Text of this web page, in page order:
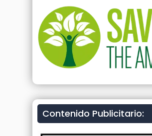
Contenido Publicitario: